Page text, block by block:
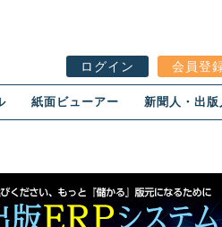
ログイン 会員登
紙面ビューアー 新聞人・出版